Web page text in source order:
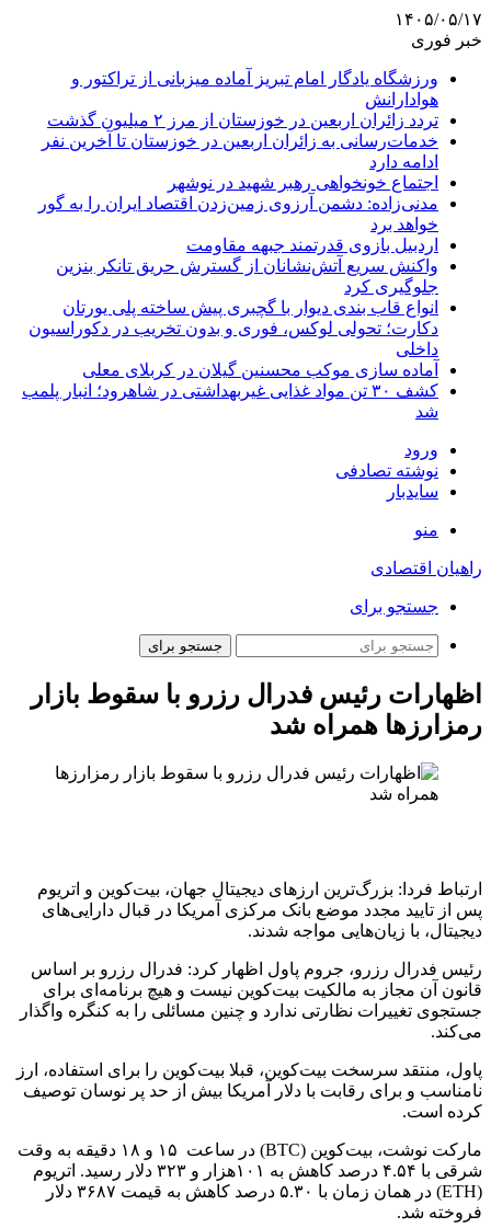
۱۴۰۵/۰۵/۱۷
خبر فوری
ورزشگاه یادگار امام تبریز آماده میزبانی از تراکتور و
هوادارانش
تردد زائران اربعین در خوزستان از مرز ۲ میلیون گذشت
خدمات‌رسانی به زائران اربعین در خوزستان تا آخرین نفر
ادامه دارد
اجتماع خونخواهی رهبر شهید در نوشهر
مدنی‌زاده: دشمن آرزوی زمین‌زدن اقتصاد ایران را به گور
خواهد برد
اردبیل بازوی قدرتمند جبهه مقاومت
واکنش سریع آتش‌نشانان از گسترش حریق تانکر بنزین
جلوگیری کرد
انواع قاب بندی دیوار با گچبری پیش ساخته پلی یورتان
دکارت؛ تحولی لوکس، فوری و بدون تخریب در دکوراسیون
داخلی
آماده سازی موکب محسنین گیلان در کربلای معلی
کشف ۳۰ تن مواد غذایی غیربهداشتی در شاهرود؛ انبار پلمب
شد
ورود
نوشته تصادفی
سایدبار
منو
راهیان اقتصادی
جستجو برای
جستجو برای
اظهارات رئیس فدرال رزرو با سقوط بازار
رمزارزها همراه شد
ارتباط فردا: بزرگ‌ترین ارزهای دیجیتال جهان، بیت‌کوین و اتریوم
پس از تایید مجدد موضع بانک مرکزی آمریکا در قبال دارایی‌های
دیجیتال، با زیان‌هایی مواجه شدند.
رئیس فدرال رزرو، جروم پاول اظهار کرد: فدرال رزرو بر اساس
قانون آن مجاز به مالکیت بیت‌کوین نیست و هیچ برنامه‌ای برای
جستجوی تغییرات نظارتی ندارد و چنین مسائلی را به کنگره واگذار
می‌کند.
پاول، منتقد سرسخت بیت‌کوین، قبلا بیت‌کوین را برای استفاده، ارز
نامناسب و برای رقابت با دلار آمریکا بیش از حد پر نوسان توصیف
کرده است.
مارکت نوشت، بیت‌کوین (BTC) در ساعت ۱۵ و ۱۸ دقیقه به وقت
شرقی با ۴.۵۴ درصد کاهش به ۱۰۱هزار و ۳۲۳ دلار رسید. اتریوم
(ETH) در همان زمان با ۵.۳۰ درصد کاهش به قیمت ۳۶۸۷ دلار
فروخته شد.